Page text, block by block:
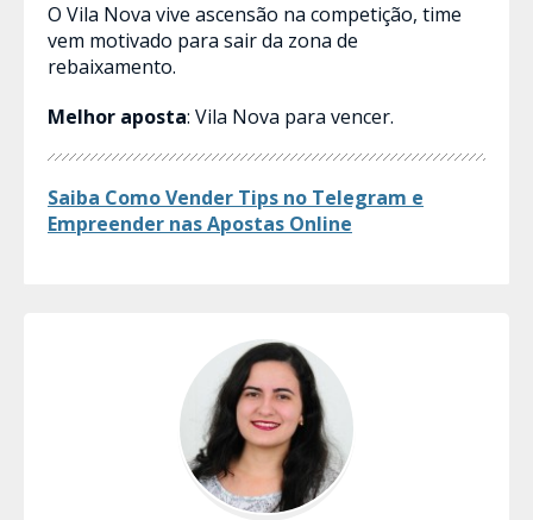
O Vila Nova vive ascensão na competição, time
vem motivado para sair da zona de
rebaixamento.
Melhor aposta: Vila Nova para vencer.
Saiba Como Vender Tips no Telegram e
Empreender nas Apostas​ Online